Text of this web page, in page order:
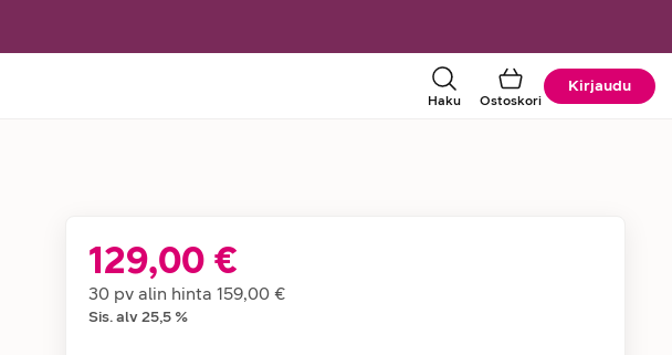
Haku Ostoskori
Kirjaudu
Hintatiedot
129,00 €
30 pv alin hinta 159,00 €
Sis. alv 25,5%